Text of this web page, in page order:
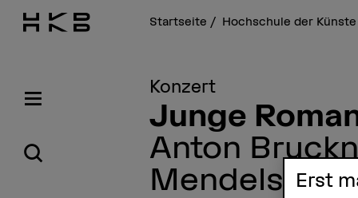
Startseite Hochschule der
Konzert
Junge
Anton
Erst